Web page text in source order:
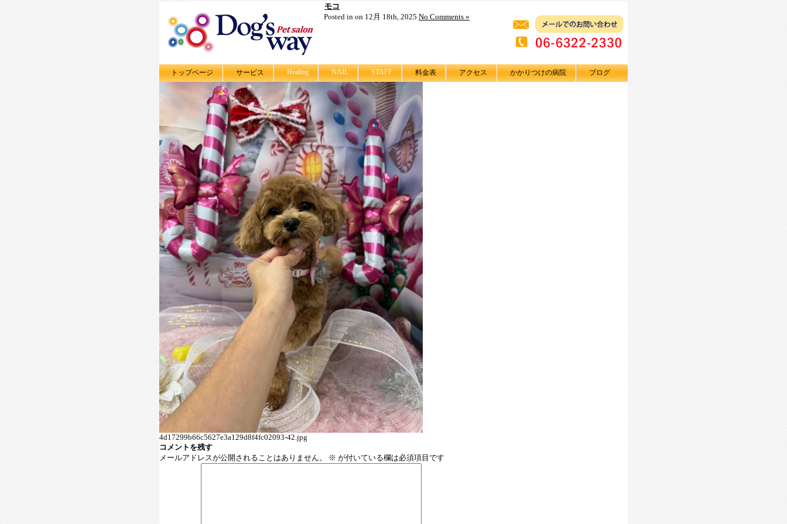
トップページ サービス Healing NAIL STAFF 料金表 アクセス かかりつけの病院 ブログ
モコ
Posted in on 12月 18th, 2025 No Comments »
4d17299b66c5627e3a129d8f4fc02093-42.jpg
コメントを残す
メールアドレスが公開されることはありません。
※ が付いている欄は必須項目です